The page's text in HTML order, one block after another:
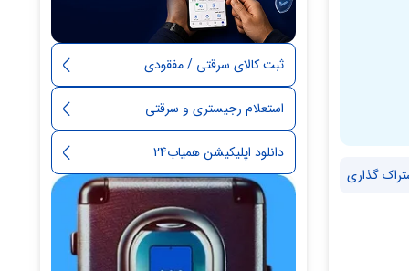
گذاری
ثبت کالای سرقتی / مفقودی
استعلام رجیستری و سرقتی
دانلود اپلیکیشن همیاب24